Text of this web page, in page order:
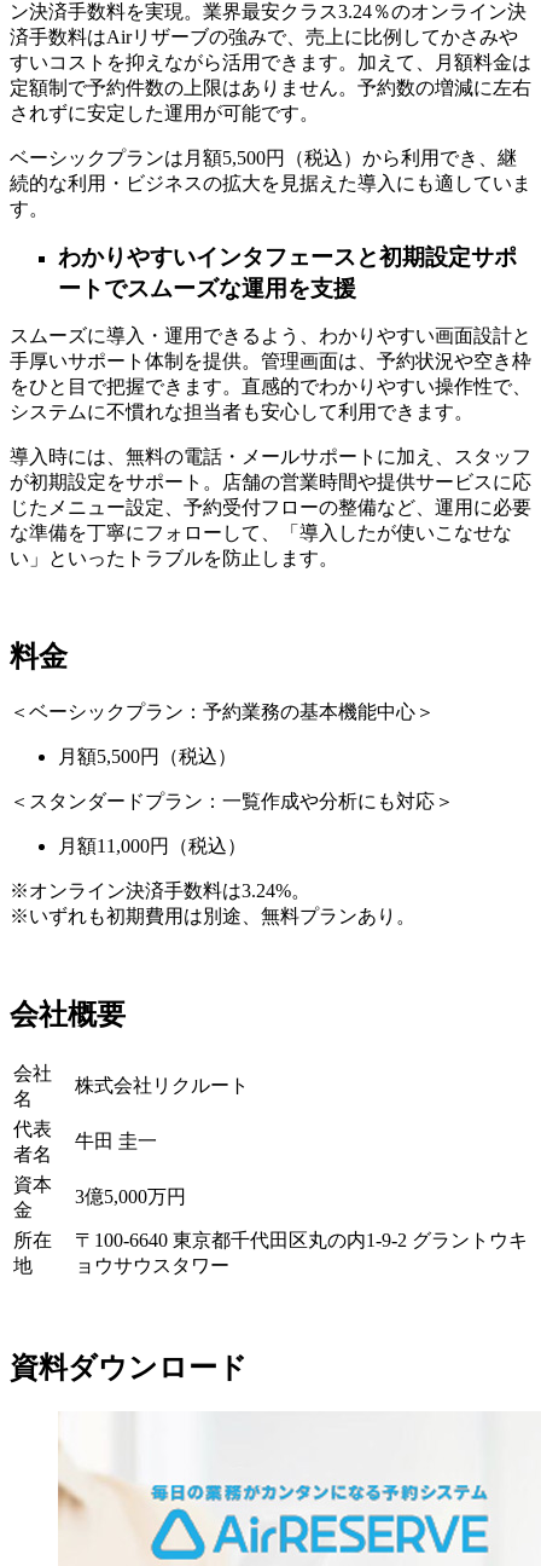
ン決済手数料を実現。業界最安クラス3.24％のオンライン決
済手数料はAirリザーブの強みで、売上に比例してかさみや
すいコストを抑えながら活用できます。加えて、月額料金は
定額制で予約件数の上限はありません。予約数の増減に左右
されずに安定した運用が可能です。
ベーシックプランは月額5,500円（税込）から利用でき、継
続的な利用・ビジネスの拡大を見据えた導入にも適していま
す。
わかりやすいインタフェースと初期設定サポ
ートでスムーズな運用を支援
スムーズに導入・運用できるよう、わかりやすい画面設計と
手厚いサポート体制を提供。管理画面は、予約状況や空き枠
をひと目で把握できます。直感的でわかりやすい操作性で、
システムに不慣れな担当者も安心して利用できます。
導入時には、無料の電話・メールサポートに加え、スタッフ
が初期設定をサポート。店舗の営業時間や提供サービスに応
じたメニュー設定、予約受付フローの整備など、運用に必要
な準備を丁寧にフォローして、「導入したが使いこなせな
い」といったトラブルを防止します。
料金
＜ベーシックプラン：予約業務の基本機能中心＞
月額5,500円（税込）
＜スタンダードプラン：一覧作成や分析にも対応＞
月額11,000円（税込）
※オンライン決済手数料は3.24%。
※いずれも初期費用は別途、無料プランあり。
会社概要
会社
名
株式会社リクルート
代表
者名
牛田 圭一
資本
金
3億5,000万円
所在
地
〒100-6640 東京都千代田区丸の内1-9-2 グラントウキ
ョウサウスタワー
資料ダウンロード